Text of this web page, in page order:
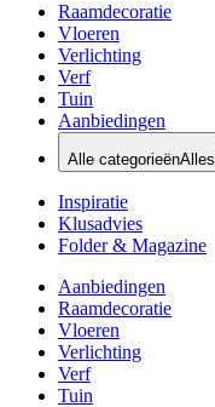
Raamdecoratie
Vloeren
Verlichting
Verf
Tuin
Aanbiedingen
Alle categorieënAlles
Inspiratie
Klusadvies
Folder & Magazine
Aanbiedingen
Raamdecoratie
Vloeren
Verlichting
Verf
Tuin